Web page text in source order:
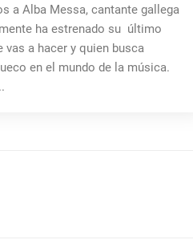
a Alba Messa, cantante gallega
ha estrenado su último
vas a hacer y quien busca
en el mundo de la música.